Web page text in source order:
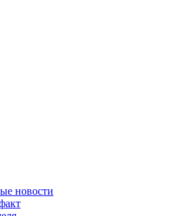
новости